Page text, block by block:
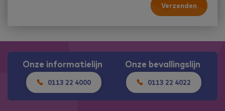
Verzenden
Onze informatielijn
0113 22 4000
Onze bevallingslijn
0113 22 4022